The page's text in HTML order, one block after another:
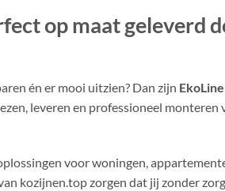
op maat geleverd
én er mooi uitzien? Dan zijn
leveren en professioneel monteren
voor woningen,
kozijnen.top zorgen dat jij zonder